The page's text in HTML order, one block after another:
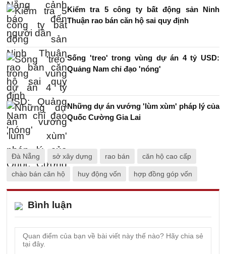
Kiểm tra 5 công ty bất động sản Ninh
Thuận rao bán căn hộ sai quy định
Sống 'treo' trong vùng dự án 4 tỷ USD:
Quảng Nam chỉ đạo 'nóng'
Những dự án vướng 'lùm xùm' pháp lý của
Quốc Cường Gia Lai
Đà Nẵng sở xây dựng rao bán căn hộ cao cấp
chào bán căn hộ huy động vốn hợp đồng góp vốn
Bình luận